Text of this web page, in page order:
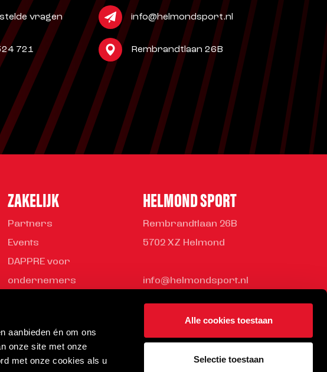
aanbieden én om ons
onze site met onze
met onze cookies als u
Alle cookies toestaan
Selectie toestaan
vragen info@helmondsport.nl
721 Rembrandtlaan 26B
ZAKELIJK
Partners
Events
DAPPRE voor
ondernemers
Helmond Sport
HELMOND SPORT
Rembrandtlaan 26B
5702 XZ Helmond
info@helmondsport.nl